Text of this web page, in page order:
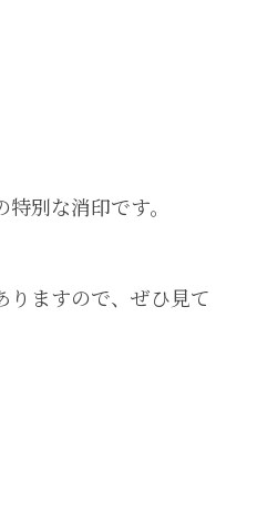
特別な消印です。
りますので、ぜひ見て